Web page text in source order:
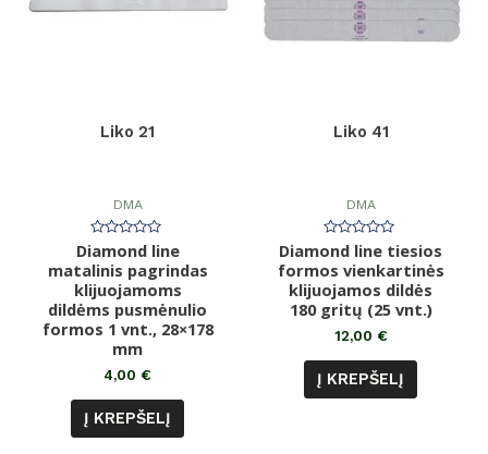
Liko 21
DMA
Įvertinimas:
0
iš
5
Diamond line
matalinis pagrindas
klijuojamoms
dildėms pusmėnulio
formos 1 vnt., 28×178
mm
4,00 €
Į KREPŠELĮ
Liko 41
DMA
Įvertinimas:
0
iš
5
Diamond line tiesios
formos vienkartinės
klijuojamos dildės
180 gritų (25 vnt.)
12,00 €
Į KREPŠELĮ